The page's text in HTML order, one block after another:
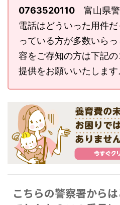
0763520110 富山県警
電話はどういった用件
っている方が多数いら
容をご存知の方は下記
提供をお願いいたします
こちらの警察署から